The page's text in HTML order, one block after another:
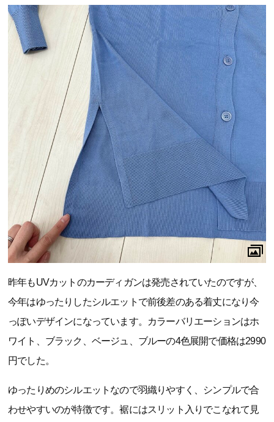
昨年もUVカットのカーディガンは発売されていたのですが、
今年はゆったりしたシルエットで前後差のある着丈になり今
っぽいデザインになっています。カラーバリエーションはホ
ワイト、ブラック、ベージュ、ブルーの4色展開で価格は2990
円でした。
ゆったりめのシルエットなので羽織りやすく、シンプルで合
わせやすいのが特徴です。裾にはスリット入りでこなれて見